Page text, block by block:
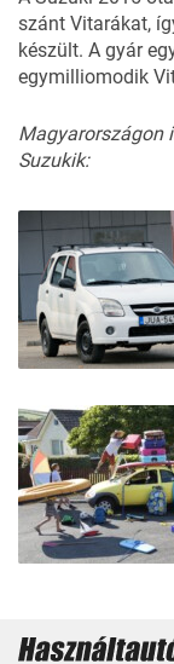
szánt Vitarákat,
készült. A gyár
egymilliomodik
Magyarországon
Suzukik: